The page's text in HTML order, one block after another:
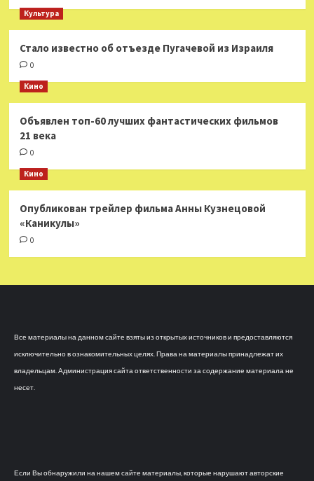
Культура
Стало известно об отъезде Пугачевой из Израиля
0
Кино
Объявлен топ-60 лучших фантастических фильмов
21 века
0
Кино
Опубликован трейлер фильма Анны Кузнецовой
«Каникулы»
0
Все материалы на данном сайте взяты из открытых источников и предоставляются
исключительно в ознакомительных целях. Права на материалы принадлежат их
владельцам. Администрация сайта ответственности за содержание материала не
несет.
Если Вы обнаружили на нашем сайте материалы, которые нарушают авторские